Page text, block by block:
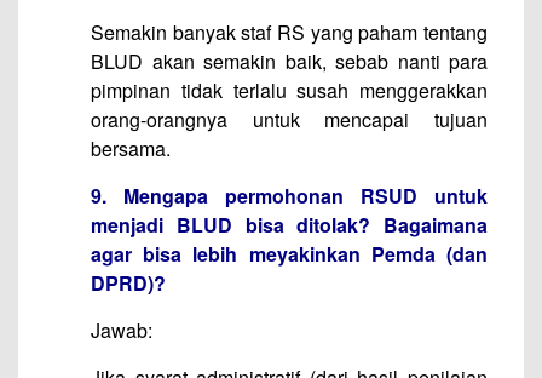
Semakin banyak staf RS yang paham tentang
BLUD akan semakin baik, sebab nanti para
pimpinan tidak terlalu susah menggerakkan
orang-orangnya untuk mencapai tujuan
bersama.
9. Mengapa permohonan RSUD untuk
menjadi BLUD bisa ditolak? Bagaimana
agar bisa lebih meyakinkan Pemda (dan
DPRD)?
Jawab: